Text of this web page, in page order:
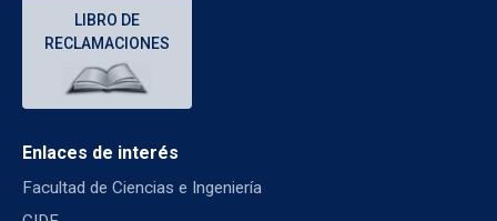
LIBRO DE
RECLAMACIONES
Enlaces de interés
Facultad de Ciencias e Ingeniería